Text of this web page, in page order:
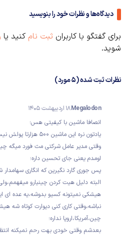
دیدگاه‌ها و نظرات خود را بنویسید
برای گفتگو با کاربران ثبت نام کنید یا
شوید.
نظرات ثبت شده (5 مورد)
Megalodon18 اردیبهشت 1405
انصافا ماشین با کیفیتی هس؛
یادتون نره این ماشین ۵۰۰ هزارتا پولش نیس ولی رقابت میکنه؛
وقتی مدیر عامل شرکتی مث فورد میگه
اومدم یعنی جای تحسین داره؛
پس جوری گارد نگیرین که انگاری سهامدار
البته دلیل هیت کردن چینیارو
هیشکی نمیتونه کسیو بدوشه،یه عده ای
نباشه،وقتی کاری کنی دیوارت کوتاه شه
چین،آمریکا،اروپا نداره؛
بعدشم وقتی خودی بهت رحم نمیکنه